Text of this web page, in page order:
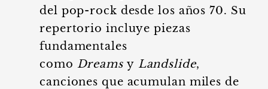
del pop-rock desde los años 70. Su
repertorio incluye piezas
fundamentales
como Dreamsy Landslide,
canciones que acumulan miles de